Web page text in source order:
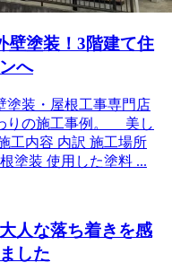
壁塗装！3階建て住
へ
装・屋根工事専門店
りの施工事例。 美し
工内容 内訳 施工場所
塗装 使用した塗料 ...
人な落ち着きを感
した